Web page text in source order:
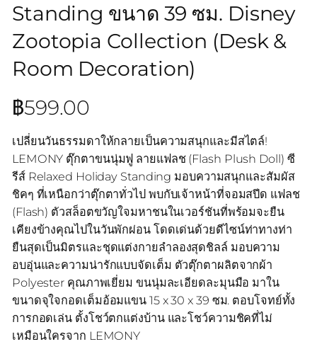
Standing ขนาด 39 ซม. Disney
Zootopia Collection (Desk &
Room Decoration)
฿599.00
เปลี่ยนวันธรรมดาให้กลายเป็นความสนุกและมีสไตล์!
LEMONY ตุ๊กตาขนนุ่มฟู ลายแฟลช (Flash Plush Doll) ซี
รีส์ Relaxed Holiday Standing มอบความสนุกและสัมผัส
ชิคๆ ที่เหนือกว่าตุ๊กตาทั่วไป พบกับเจ้าหน้าที่จอมสปีด แฟลช
(Flash) ตัวสล็อตขวัญใจมหาชนในเวอร์ชันที่พร้อมจะยืน
เคียงข้างคุณไปในวันพักผ่อน โดดเด่นด้วยดีไซน์ท่าทางท่า
ยืนสุดเป็นมิตรและชุดแต่งกายลำลองสุดชิลล์ มอบความ
อบอุ่นและความน่ารักแบบจัดเต็ม ตัวตุ๊กตาผลิตจากผ้า
Polyester คุณภาพเยี่ยม ขนนุ่มละเอียดละมุนมือ มาใน
ขนาดจุใจกอดเต็มอ้อมแขน 15 x 30 x 39 ซม. ตอบโจทย์ทั้ง
การกอดเล่น ตั้งโชว์ตกแต่งบ้าน และโชว์ความชิคที่ไม่
เหมือนใครจาก LEMONY